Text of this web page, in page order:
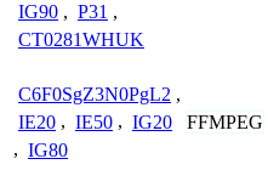
IG90 , P31 ,
CT0281WHUK
C6F0SgZ3N0PgL2 ,
IE20 , IE50 , IG20
, IG80
FFMPEG